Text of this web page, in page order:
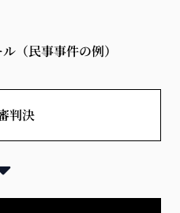
（民事事件の例）
判決